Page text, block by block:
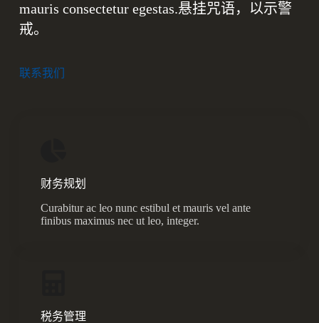
mauris consectetur egestas.悬挂咒语，以示警
戒。
联系我们
财务规划
Curabitur ac leo nunc estibul et mauris vel ante
finibus maximus nec ut leo, integer.
税务管理